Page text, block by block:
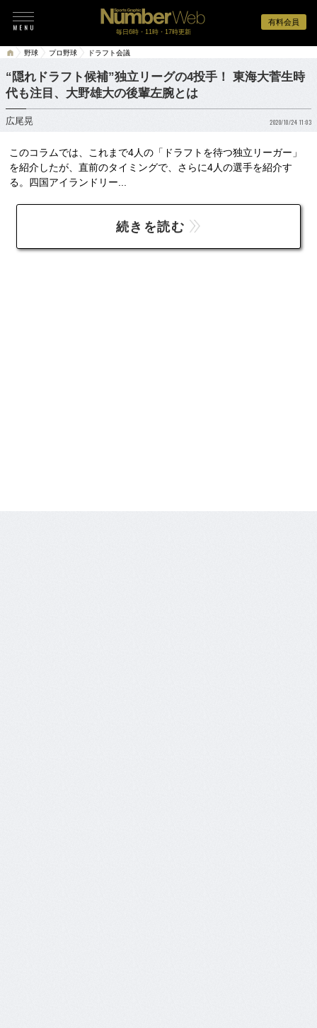
有料会員
毎日6時・11時・17時更新
野球 プロ野球 ドラフト会議
“隠れドラフト候補”独立リーグの4投手！ 東海大菅生時
代も注目、大野雄大の後輩左腕とは
広尾晃 2020/10/24 11:03
このコラムでは、これまで4人の「ドラフトを待つ独立リーガー」
を紹介したが、直前のタイミングで、さらに4人の選手を紹介す
る。四国アイランドリー...
続きを読む